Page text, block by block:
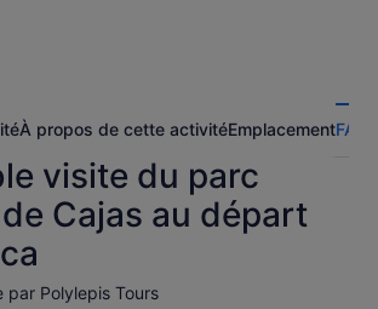
À propos de cette activitéEmplacementFAQ
visite du parc
Cajas au départ
par Polylepis Tours